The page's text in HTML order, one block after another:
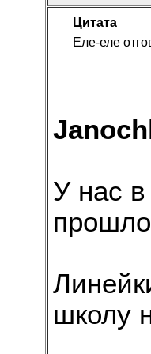
Цитата
Еле-еле
У нас в
школу